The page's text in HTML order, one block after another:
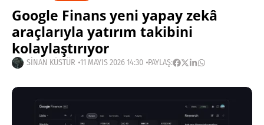
Google Finans yeni yapay zekâ
araçlarıyla yatırım takibini
kolaylaştırıyor
SINAN KÜSTÜR 11 MAYIS 2026 14:30 PAYLAŞ: